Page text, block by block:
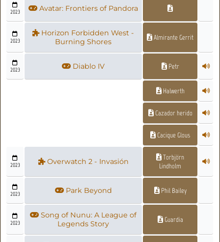
2023 Avatar: Frontiers of Pandora
2023
Horizon Forbidden West -
Burning Shores
Almirante Gerrit
2023 Diablo IV Petr
Halwerth
Cazador herido
Cacique Glous
2023 Overwatch 2 - Invasión
Torbjörn
Lindholm
2023 Park Beyond Phil Bailey
2023
Song of Nunu: A League of
Legends Story
Guardia